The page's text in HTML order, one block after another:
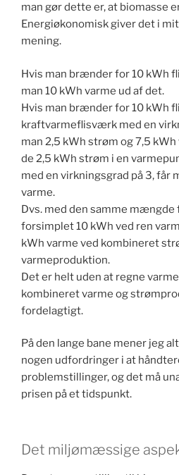
man gør dette er, at biomasse
Energiøkonomisk giver det i
mening.
Hvis man brænder for 10 kWh
man 10 kWh varme ud af det.
Hvis man brænder for 10 kWh
kraftvarmeflisværk med en
man 2,5 kWh strøm og 7,5
de 2,5 kWh strøm i en
med en virkningsgrad på 3, får
varme.
Dvs. med den samme mængde
forsimplet 10 kWh ved ren
kWh varme ved kombineret
varmeproduktion.
Det er helt uden at regne
kombineret varme og
fordelagtigt.
På den lange bane mener jeg
nogen udfordringer i at
problemstillinger, og det må
prisen på et tidspunkt.
Det miljømæssige